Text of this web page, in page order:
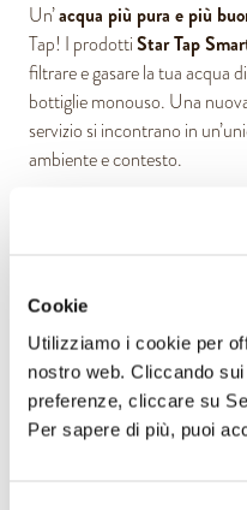
Cookie
Utilizziamo i cookie per
nostro web. Cliccando
preferenze, cliccare su
Per sapere di più, puoi
Un’acqua più pura e più
Tap! I prodottiStar Tap
filtrare e gasare la tua acqua
bottiglie monouso. Una
servizio si incontrano in
ambiente e contesto.
Perchè scegliere